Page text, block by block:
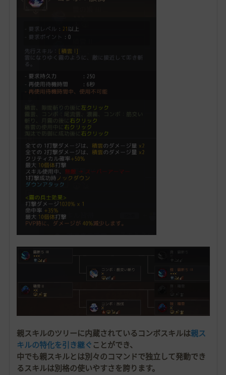
親スキルのツリーに内蔵されているコンボスキルは親ス
キルの特化を引き継ぐ ことができ、
中でも親スキルとは別々のコマンドで独立して発動でき
るスキルは別格の使いやすさを誇ります。